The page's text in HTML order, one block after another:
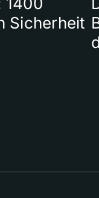
Sicherheit